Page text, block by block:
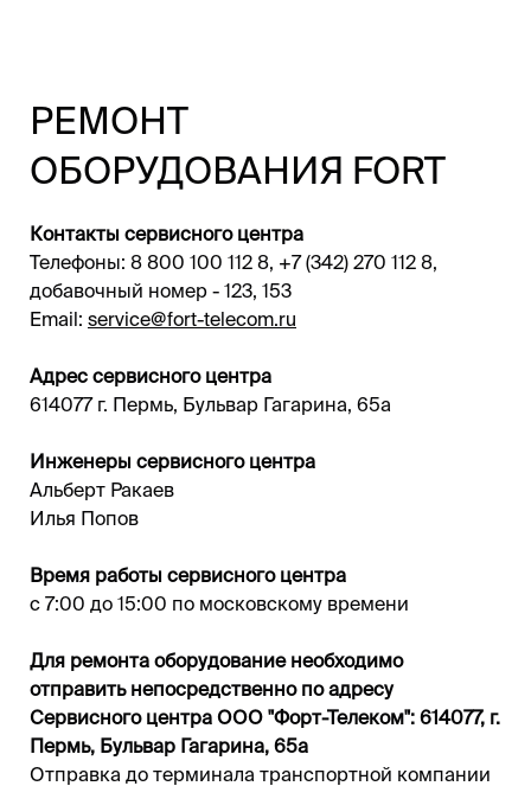
РЕМОНТ
ОБОРУДОВАНИЯ FORT
Контакты сервисного центра
Телефоны: 8 800 100 112 8, +7 (342) 270 112 8,
добавочный номер - 123, 153
Email: service@fort-telecom.ru
Адрес сервисного центра
614077 г. Пермь, Бульвар Гагарина, 65а
Инженеры сервисного центра
Альберт Ракаев
Илья Попов
Время работы сервисного центра
с 7:00 до 15:00 по московскому времени
Для ремонта оборудование необходимо
отправить непосредственно по адресу
Сервисного центра ООО "Форт-Телеком": 614077, г.
Пермь, Бульвар Гагарина, 65а
Отправка до терминала транспортной компании